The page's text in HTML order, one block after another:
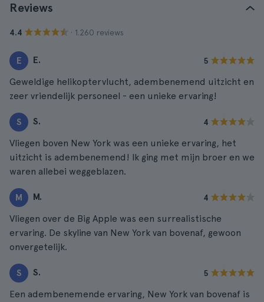
Reviews
4.4 · 1.260 reviews
E E. 5
Geweldige helikoptervlucht, adembenemend uitzicht en
zeer vriendelijk personeel - een unieke ervaring!
S S. 4
Vliegen boven New York was een unieke ervaring, het
uitzicht is adembenemend! Ik ging met mijn broer en we
waren allebei weggeblazen.
M M. 4
Vliegen over de Big Apple was een surrealistische
ervaring. De skyline van New York van bovenaf, gewoon
onvergetelijk.
S S. 5
Een adembenemende ervaring, New York van bovenaf is